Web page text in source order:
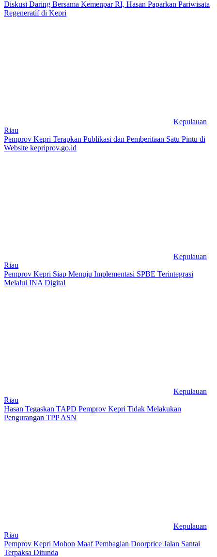
Diskusi Daring Bersama Kemenpar RI, Hasan Paparkan Pariwisata
Regeneratif di Kepri
Kepulauan
Riau
Pemprov Kepri Terapkan Publikasi dan Pemberitaan Satu Pintu di
Website kepriprov.go.id
Kepulauan
Riau
Pemprov Kepri Siap Menuju Implementasi SPBE Terintegrasi
Melalui INA Digital
Kepulauan
Riau
Hasan Tegaskan TAPD Pemprov Kepri Tidak Melakukan
Pengurangan TPP ASN
Kepulauan
Riau
Pemprov Kepri Mohon Maaf Pembagian Doorprice Jalan Santai
Terpaksa Ditunda